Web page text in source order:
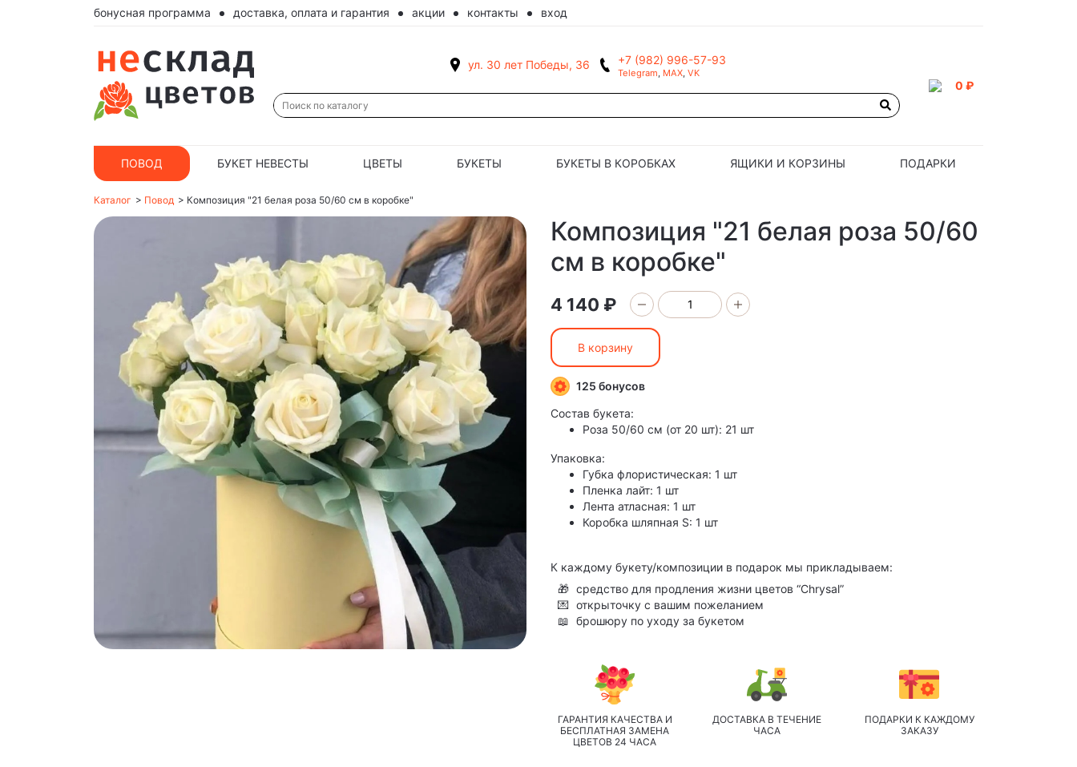
бонусная программа доставка, оплата и гарантия акции контакты вход
ул. 30 лет Победы, 36 +7 (982) 996-57-93
Telegram, MAX, VK
0 ₽
ПОВОД БУКЕТ НЕВЕСТЫ ЦВЕТЫ БУКЕТЫ БУКЕТЫ В КОРОБКАХ ЯЩИКИ И КОРЗИНЫ ПОДАРКИ
Каталог > Повод > Композиция "21 белая роза 50/60 см в коробке"
Композиция "21 белая роза 50/60
см в коробке"
4 140 ₽
В корзину
125 бонусов
Состав букета:
Роза 50/60 см (от 20 шт): 21 шт
Упаковка:
Губка флористическая: 1 шт
Пленка лайт: 1 шт
Лента атласная: 1 шт
Коробка шляпная S: 1 шт
К каждому букету/композиции в подарок мы прикладываем:
🎁 средство для продления жизни цветов “Chrysal”
💌 открыточку с вашим пожеланием
📖 брошюру по уходу за букетом
ГАРАНТИЯ КАЧЕСТВА И
БЕСПЛАТНАЯ ЗАМЕНА
ЦВЕТОВ 24 ЧАСА
ДОСТАВКА В ТЕЧЕНИЕ
ЧАСА
ПОДАРКИ К КАЖДОМУ
ЗАКАЗУ